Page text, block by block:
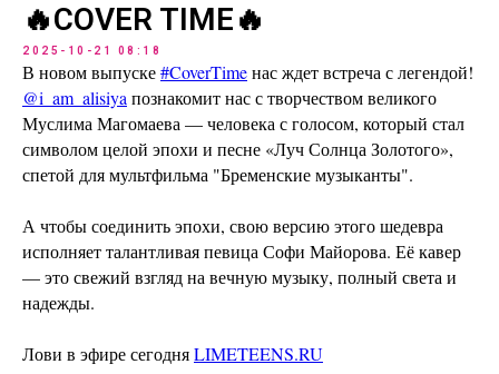
🔥COVER TIME🔥
2025-10-21 08:18
В новом выпуске#CoverTimeнас ждет встреча с легендой!
@i_am_alisiya познакомит нас с творчеством великого
Муслима Магомаева — человека с голосом, который стал
символом целой эпохи и песне «Луч Солнца Золотого»,
спетой для мультфильма "Бременские музыканты".
А чтобы соединить эпохи, свою версию этого шедевра
исполняет талантливая певица Софи Майорова. Её кавер
— это свежий взгляд на вечную музыку, полный света и
надежды.
Лови в эфире сегодняLIMETEENS.RU
Наши соцсети